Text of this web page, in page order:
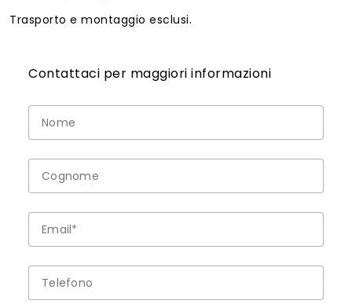
Trasporto e montaggio esclusi.
Contattaci per maggiori informazioni